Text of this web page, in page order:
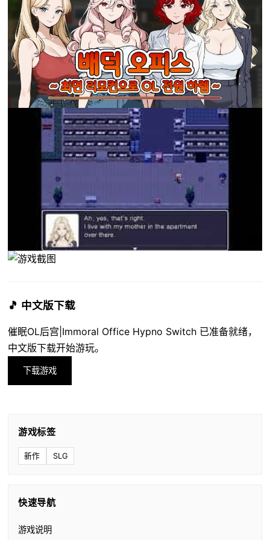
🎵 中文版下载
催眠OL后宫|Immoral Office Hypno Switch 已准备就绪，
中文版下载开始游玩。
下载游戏
游戏标签
新作 SLG
快速导航
游戏说明